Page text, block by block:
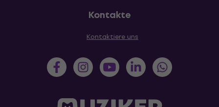
Kontakte
Kontaktiere uns